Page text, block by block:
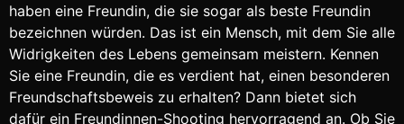
haben eine Freundin, die sie sogar als beste Freundin
bezeichnen würden. Das ist ein Mensch, mit dem Sie alle
Widrigkeiten des Lebens gemeinsam meistern. Kennen
Sie eine Freundin, die es verdient hat, einen besonderen
Freundschaftsbeweis zu erhalten? Dann bietet sich
dafür ein Freundinnen-Shooting hervorragend an. Ob Sie